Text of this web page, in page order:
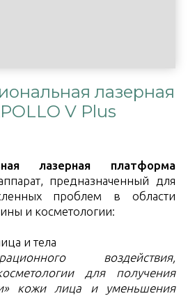
лазерная
V Plus
лазерная платформа
предназначенный для
проблем в области
и косметологии:
и тела
воздействия,
для получения
кожи лица и уменьшения